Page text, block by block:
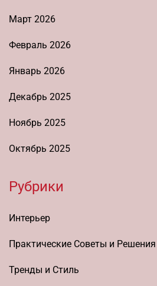
Март 2026
Февраль 2026
Январь 2026
Декабрь 2025
Ноябрь 2025
Октябрь 2025
Рубрики
Интерьер
Практические Советы и Решения
Тренды и Стиль